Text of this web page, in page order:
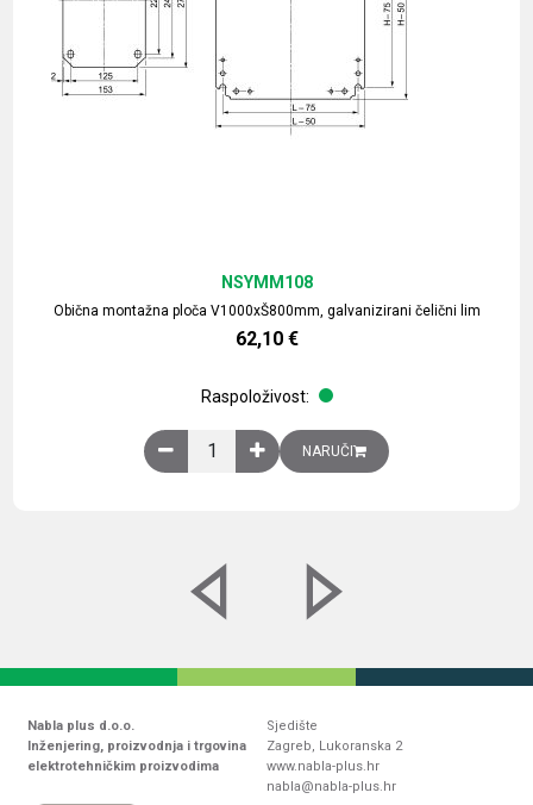
Obična montažna ploča V1000xŠ800mm, galvanizirani čelični lim
NSYMM108
62,10 €
Raspoloživost:
Obična montažna ploča V1000xŠ800mm,
NARUČI
Nabla plus d.o.o.
Inženjering, proizvodnja i trgovina
elektrotehničkim proizvodima
Sjedište
Zagreb, Lukoranska 2
www.nabla-plus.hr
nabla@nabla-plus.hr